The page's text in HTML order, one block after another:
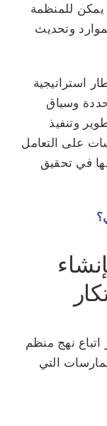
يمكن للمنظمة
وتحديث
استراتيجية
وسياق
وتنفيذ
على التعامل
في تحقيق
اتباع نهج منظم
التي